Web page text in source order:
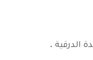
الدرقية .